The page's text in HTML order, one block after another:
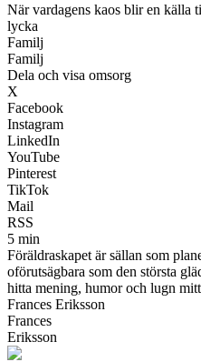
När vardagens kaos blir en källa
lycka
Familj
Familj
Dela och visa omsorg
X
Facebook
Instagram
LinkedIn
YouTube
Pinterest
TikTok
Mail
RSS
5 min
Föräldraskapet är sällan som
oförutsägbara som den största
hitta mening, humor och lugn
Frances Eriksson
Frances
Eriksson